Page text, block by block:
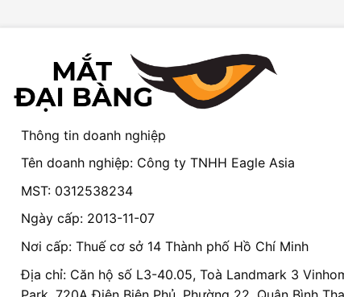
Thông tin doanh nghiệp
Tên doanh nghiệp: Công ty TNHH Eagle Asia
MST: 0312538234
Ngày cấp: 2013-11-07
Nơi cấp: Thuế cơ sở 14 Thành phố Hồ Chí Minh
Địa chỉ: Căn hộ số L3-40.05, Toà Landmark 3